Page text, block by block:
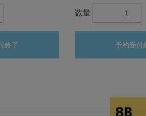
終了
数量
予約受付